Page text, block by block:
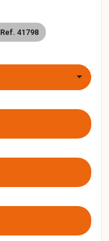
Ref. 41798